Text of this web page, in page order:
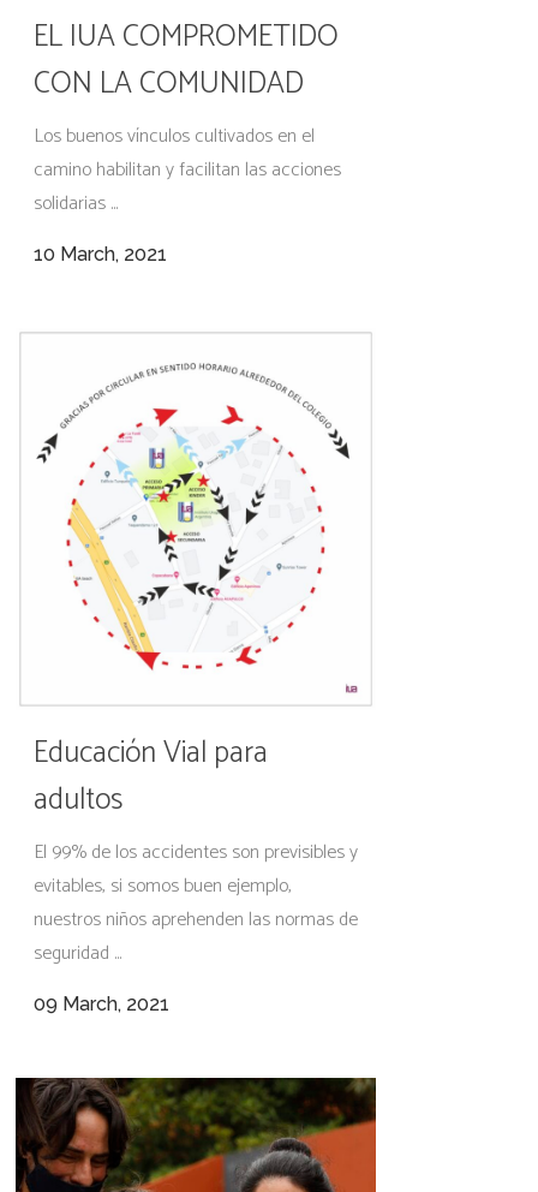
EL IUA COMPROMETIDO
CON LA COMUNIDAD
Los buenos vínculos cultivados en el
camino habilitan y facilitan las acciones
solidarias ...
10 March, 2021
Educación Vial para
adultos
El 99% de los accidentes son previsibles y
evitables, si somos buen ejemplo,
nuestros niños aprehenden las normas de
seguridad ...
09 March, 2021